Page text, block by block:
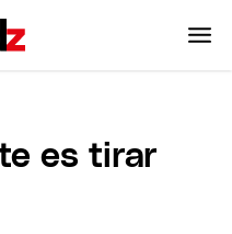
es tirar